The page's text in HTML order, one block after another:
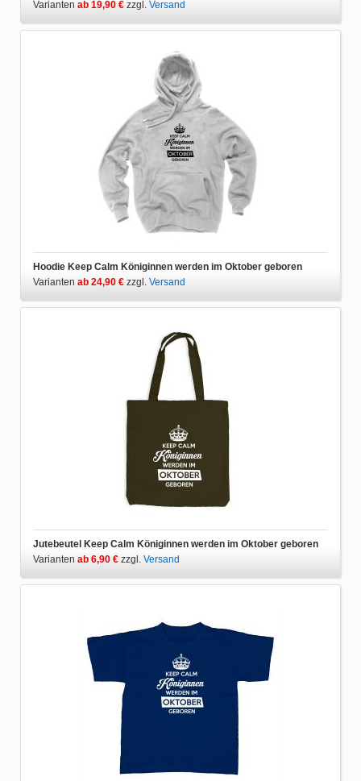
Varianten ab 19,90 € zzgl. Versand
Hoodie Keep Calm Königinnen werden im Oktober geboren
Varianten ab 24,90 € zzgl. Versand
Jutebeutel Keep Calm Königinnen werden im Oktober geboren
Varianten ab 6,90 € zzgl. Versand